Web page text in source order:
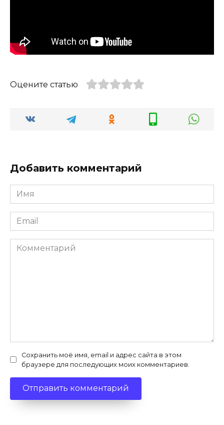
Оцените статью
Добавить комментарий
Имя
*
Email
*
Комментарий
Сохранить моё имя, email и адрес сайта в этом
браузере для последующих моих комментариев.